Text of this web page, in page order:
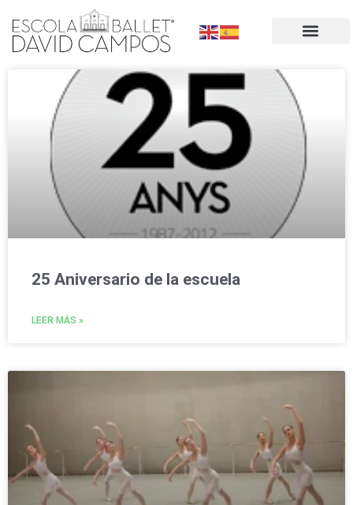
25 Aniversario de la escuela
LEER MÁS »